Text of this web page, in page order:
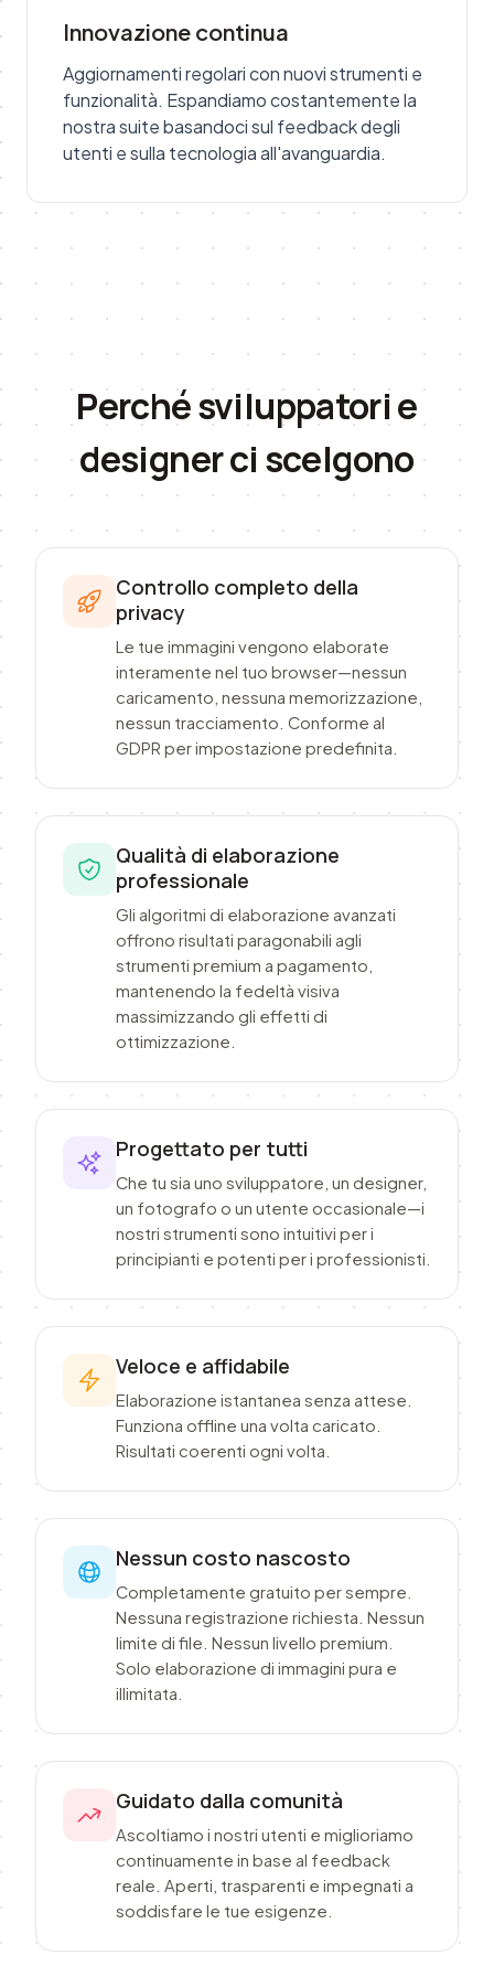
Innovazione continua
Aggiornamenti regolari con nuovi strumenti e
funzionalità. Espandiamo costantemente la
nostra suite basandoci sul feedback degli
utenti e sulla tecnologia all'avanguardia.
Perché sviluppatori e
designer ci scelgono
Controllo completo della
privacy
Le tue immagini vengono elaborate
interamente nel tuo browser—nessun
caricamento, nessuna memorizzazione,
nessun tracciamento. Conforme al
GDPR per impostazione predefinita.
Qualità di elaborazione
professionale
Gli algoritmi di elaborazione avanzati
offrono risultati paragonabili agli
strumenti premium a pagamento,
mantenendo la fedeltà visiva
massimizzando gli effetti di
ottimizzazione.
Progettato per tutti
Che tu sia uno sviluppatore, un designer,
un fotografo o un utente occasionale—i
nostri strumenti sono intuitivi per i
principianti e potenti per i professionisti.
Veloce e affidabile
Elaborazione istantanea senza attese.
Funziona offline una volta caricato.
Risultati coerenti ogni volta.
Nessun costo nascosto
Completamente gratuito per sempre.
Nessuna registrazione richiesta. Nessun
limite di file. Nessun livello premium.
Solo elaborazione di immagini pura e
illimitata.
Guidato dalla comunità
Ascoltiamo i nostri utenti e miglioriamo
continuamente in base al feedback
reale. Aperti, trasparenti e impegnati a
soddisfare le tue esigenze.